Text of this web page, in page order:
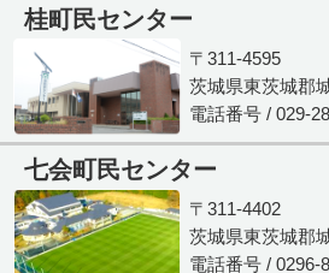
桂町民センター
〒311-4595
茨城県東茨城郡
電話番号 / 029-
七会町民センター
〒311-4402
茨城県東茨城郡
電話番号 / 0296-